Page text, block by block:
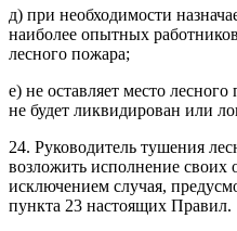
д) при необходимости
наиболее опытных
лесного пожара;
е) не оставляет место
не будет ликвидирован или
24. Руководитель тушения
возложить исполнение своих
исключением случая,
пункта 23 настоящих Правил.